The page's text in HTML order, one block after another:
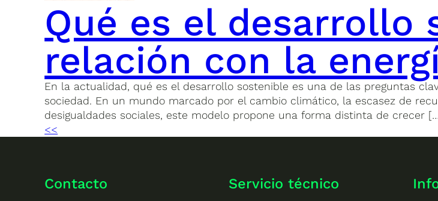
Qué es el desarrollo
relación con la
En la actualidad, qué es el desarrollo sostenible es una de las preguntas
sociedad. En un mundo marcado por el cambio climático, la escasez de
desigualdades sociales, este modelo propone una forma distinta de crecer
<<
Contacto Servicio técnico